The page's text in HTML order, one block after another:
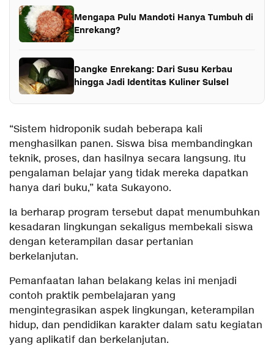
Mengapa Pulu Mandoti Hanya Tumbuh di
Enrekang?
Dangke Enrekang: Dari Susu Kerbau
hingga Jadi Identitas Kuliner Sulsel
“Sistem hidroponik sudah beberapa kali
menghasilkan panen. Siswa bisa membandingkan
teknik, proses, dan hasilnya secara langsung. Itu
pengalaman belajar yang tidak mereka dapatkan
hanya dari buku,” kata Sukayono.
Ia berharap program tersebut dapat menumbuhkan
kesadaran lingkungan sekaligus membekali siswa
dengan keterampilan dasar pertanian
berkelanjutan.
Pemanfaatan lahan belakang kelas ini menjadi
contoh praktik pembelajaran yang
mengintegrasikan aspek lingkungan, keterampilan
hidup, dan pendidikan karakter dalam satu kegiatan
yang aplikatif dan berkelanjutan.